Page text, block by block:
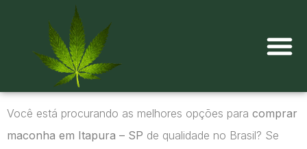
Você está procurando as melhores opções para comprar
maconha em Itapura – SP de qualidade no Brasil? Se